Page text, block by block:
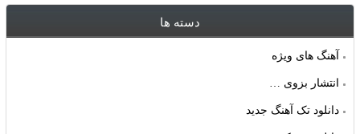
دسته ها
آهنگ های ویژه
انتشار بزوی …
دانلود تک آهنگ جدید